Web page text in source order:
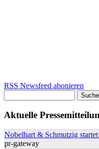
RSS Newsfeed abonieren
Aktuelle
Nobelhart & Schmutzig
pr-gateway